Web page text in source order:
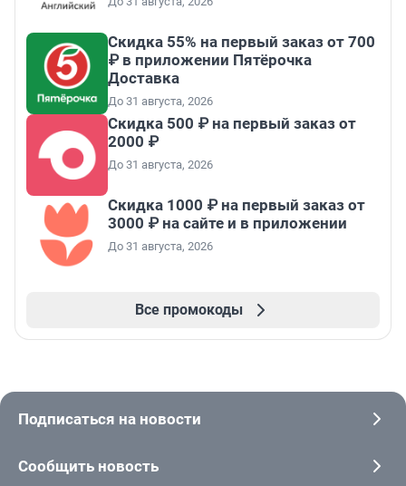
Скидка 55% на первый заказ от 700
₽ в приложении Пятёрочка
Доставка
До 31 августа, 2026
Скидка 500 ₽ на первый заказ от
2000 ₽
До 31 августа, 2026
Скидка 1000 ₽ на первый заказ от
3000 ₽ на сайте и в приложении
До 31 августа, 2026
Все промокоды
Подписаться на новости
Сообщить новость